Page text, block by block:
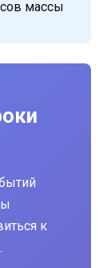
массы
к